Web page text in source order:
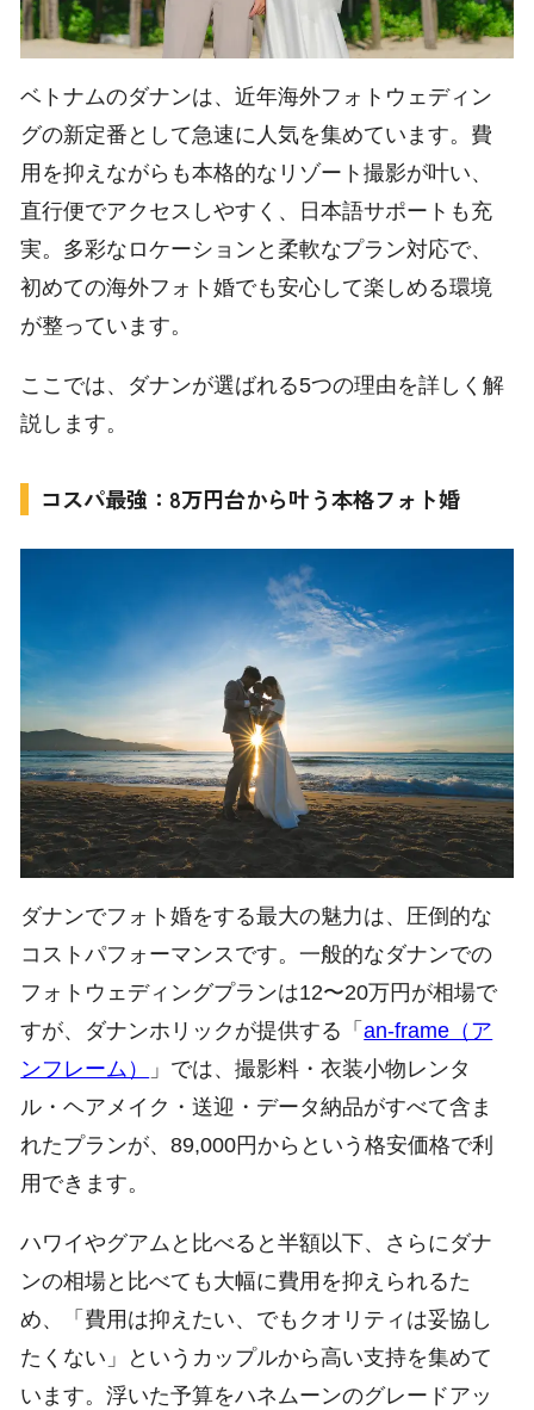
ベトナムのダナンは、近年海外フォトウェディン
グの新定番として急速に人気を集めています。費
用を抑えながらも本格的なリゾート撮影が叶い、
直行便でアクセスしやすく、日本語サポートも充
実。多彩なロケーションと柔軟なプラン対応で、
初めての海外フォト婚でも安心して楽しめる環境
が整っています。
ここでは、ダナンが選ばれる5つの理由を詳しく解
説します。
コスパ最強：8万円台から叶う本格フォト婚
ダナンでフォト婚をする最大の魅力は、圧倒的な
コストパフォーマンスです。一般的なダナンでの
フォトウェディングプランは12〜20万円が相場で
すが、ダナンホリックが提供する「an-frame（ア
ンフレーム）
」では、撮影料・衣装小物レンタ
ル・ヘアメイク・送迎・データ納品がすべて含ま
れたプランが、89,000円からという格安価格で利
用できます。
ハワイやグアムと比べると半額以下、さらにダナ
ンの相場と比べても大幅に費用を抑えられるた
め、「費用は抑えたい、でもクオリティは妥協し
たくない」というカップルから高い支持を集めて
います。浮いた予算をハネムーンのグレードアッ
×
現地ツアーをチェック